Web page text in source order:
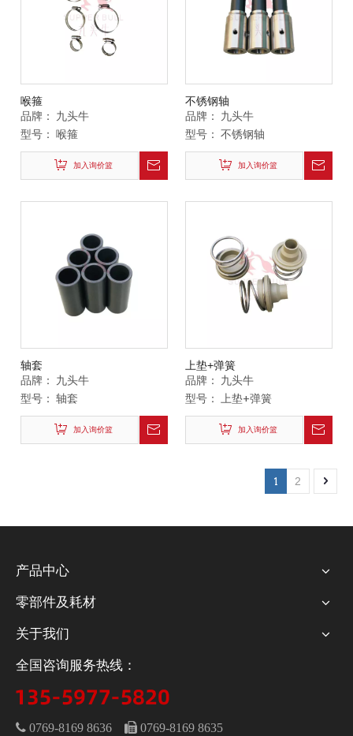
喉箍
品牌：
九头牛
型号： 喉箍
加入询价篮
不锈钢轴
品牌：
九头牛
型号： 不锈钢轴
加入询价篮
轴套
品牌：
九头牛
型号： 轴套
加入询价篮
上垫+弹簧
品牌：
九头牛
型号：
上垫+弹簧
加入询价篮
1 2
产品中心
零部件及耗材
关于我们
全国咨询服务热线：
 0769-8169 8636  0769-8169 8635